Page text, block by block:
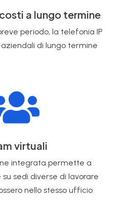
a lungo termine
periodo, la telefonia IP
di lungo termine
virtuali
integrata permette a
sedi diverse di lavorare
nello stesso ufficio